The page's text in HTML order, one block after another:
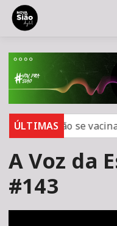
ÚLTIMAS
16 não se
A Voz da
#143